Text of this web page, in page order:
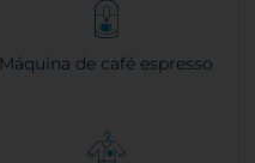
Máquina de café espresso